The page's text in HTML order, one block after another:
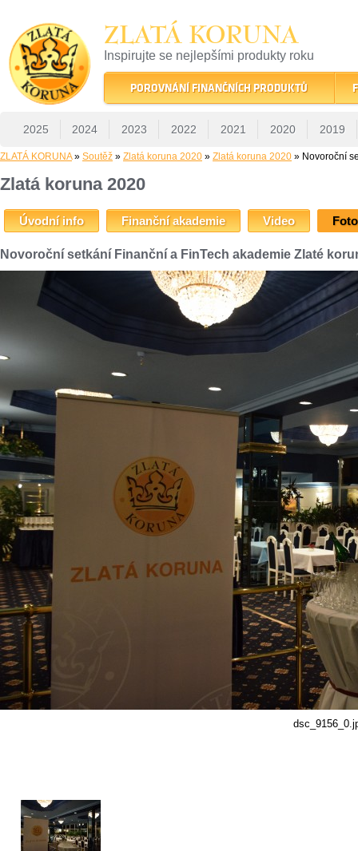
ZLATÁ KORUNA
Inspirujte se nejlepšími produkty roku
22 let tradice a kvality na finančním trhu
POROVNÁNÍ FINANČNÍCH PRODUKTŮ
2025 2024 2023 2022 2021 2020 2019
ZLATÁ KORUNA» Soutěž » Zlatá koruna 2020 » Zlatá koruna 2020 » Novoroční
Zlatá koruna 2020
Úvodní info Finanční akademie Video
Novoroční setkání Finanční a FinTech akademie Zlaté